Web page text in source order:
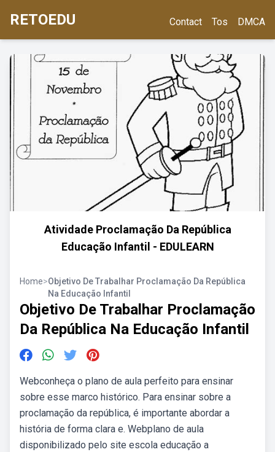
RETOEDU Contact Tos DMCA
Atividade Proclamação Da República
Educação Infantil - EDULEARN
Home>Objetivo De Trabalhar Proclamação Da República
Na Educação Infantil
Objetivo De Trabalhar Proclamação
Da República Na Educação Infantil
Webconheça o plano de aula perfeito para ensinar
sobre esse marco histórico. Para ensinar sobre a
proclamação da república, é importante abordar a
história de forma clara e. Webplano de aula
disponibilizado pelo site escola educação a